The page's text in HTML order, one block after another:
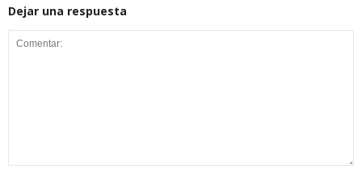
Dejar una respuesta